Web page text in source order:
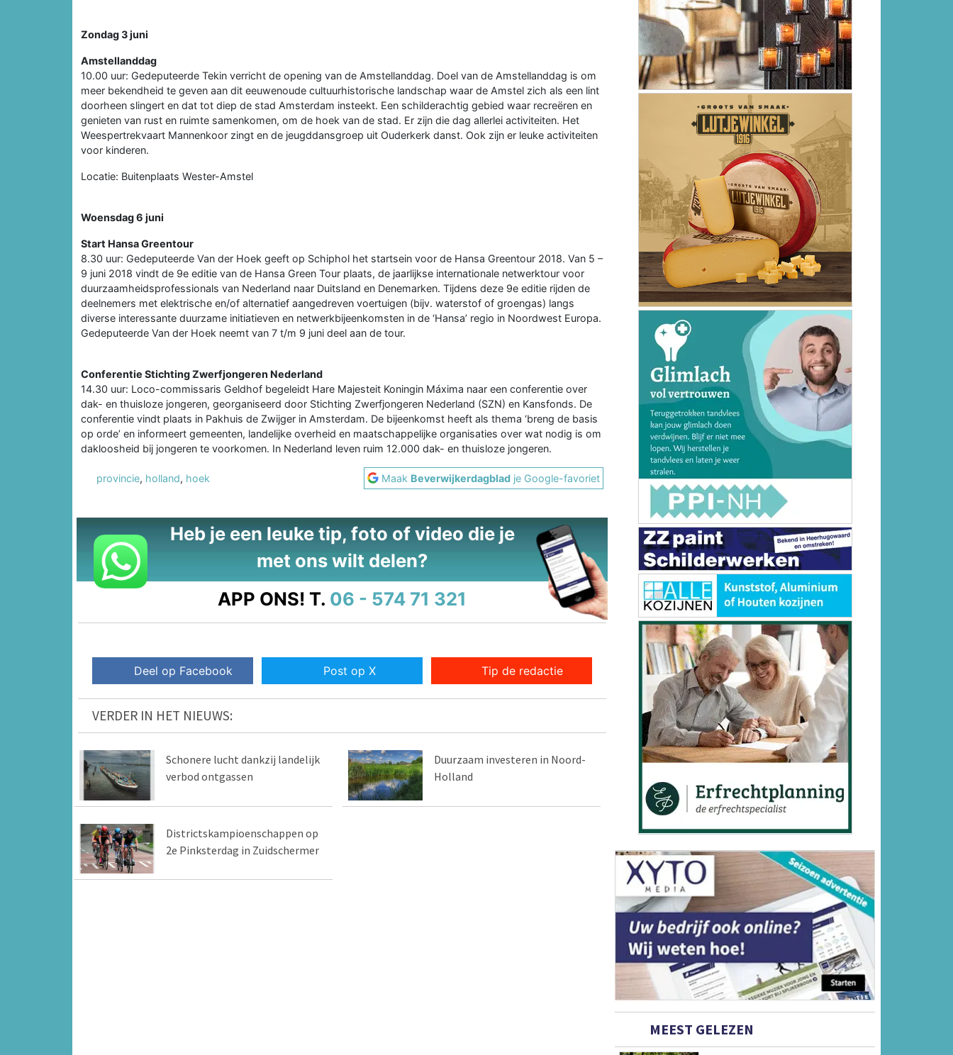
Zondag 3 juni
Amstellanddag
10.00 uur: Gedeputeerde Tekin verricht de opening van de Amstellanddag. Doel van de Amstellanddag is om
meer bekendheid te geven aan dit eeuwenoude cultuurhistorische landschap waar de Amstel zich als een lint
doorheen slingert en dat tot diep de stad Amsterdam insteekt. Een schilderachtig gebied waar recreëren en
genieten van rust en ruimte samenkomen, om de hoek van de stad. Er zijn die dag allerlei activiteiten. Het
Weespertrekvaart Mannenkoor zingt en de jeugddansgroep uit Ouderkerk danst. Ook zijn er leuke activiteiten
voor kinderen.
Locatie: Buitenplaats Wester-Amstel
Woensdag 6 juni
Start Hansa Greentour
8.30 uur: Gedeputeerde Van der Hoek geeft op Schiphol het startsein voor de Hansa Greentour 2018. Van 5 –
9 juni 2018 vindt de 9e editie van de Hansa Green Tour plaats, de jaarlijkse internationale netwerktour voor
duurzaamheidsprofessionals van Nederland naar Duitsland en Denemarken. Tijdens deze 9e editie rijden de
deelnemers met elektrische en/of alternatief aangedreven voertuigen (bijv. waterstof of groengas) langs
diverse interessante duurzame initiatieven en netwerkbijeenkomsten in de ‘Hansa’ regio in Noordwest Europa.
Gedeputeerde Van der Hoek neemt van 7 t/m 9 juni deel aan de tour.
Conferentie Stichting Zwerfjongeren Nederland
14.30 uur: Loco-commissaris Geldhof begeleidt Hare Majesteit Koningin Máxima naar een conferentie over
dak- en thuisloze jongeren, georganiseerd door Stichting Zwerfjongeren Nederland (SZN) en Kansfonds. De
conferentie vindt plaats in Pakhuis de Zwijger in Amsterdam. De bijeenkomst heeft als thema ‘breng de basis
op orde’ en informeert gemeenten, landelijke overheid en maatschappelijke organisaties over wat nodig is om
dakloosheid bij jongeren te voorkomen. In Nederland leven ruim 12.000 dak- en thuisloze jongeren.
provincie, holland, hoek Maak Beverwijkerdagblad je Google-favoriet
Heb je een leuke tip, foto of video die je
met ons wilt delen?
APP ONS! T. 06 - 574 71 321
Deel op Facebook Post op X Tip de redactie
VERDER IN HET NIEUWS:
Schonere lucht dankzij landelijk
verbod ontgassen
Duurzaam investeren in Noord-
Holland
Districtskampioenschappen op
2e Pinksterdag in Zuidschermer
MEEST GELEZEN